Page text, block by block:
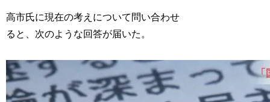
高市氏に現在の考えについて問い合わせ
ると、次のような回答が届いた。